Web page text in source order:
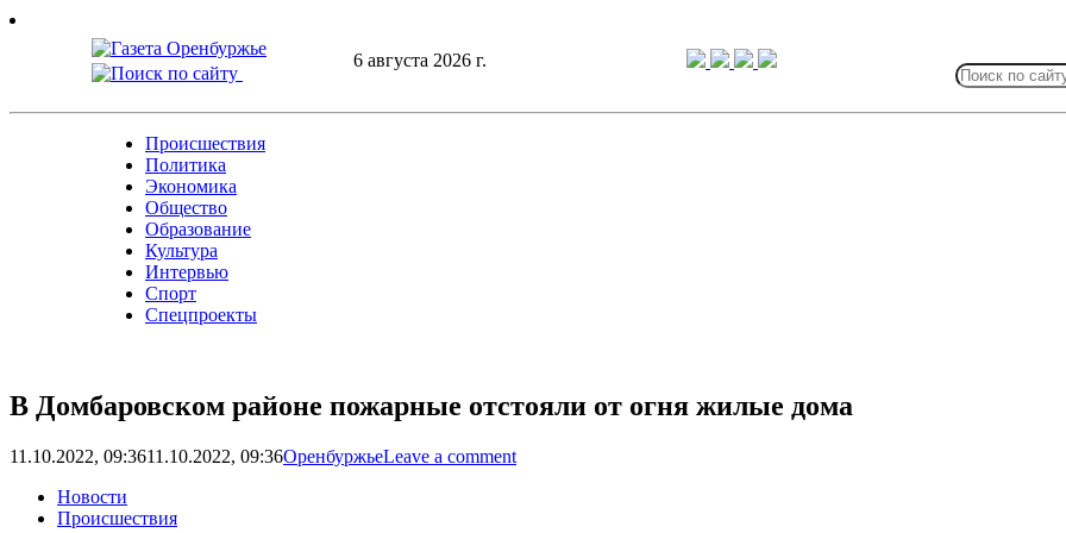
Skip
6 августа 2026 г.
for:
Происшествия
Политика
Экономика
Общество
Образование
Культура
Интервью
Спорт
Спецпроекты
В Домбаровском районе пожарные отстояли от огня жилые дома
11.10.2022, 09:3611.10.2022, 09:36ОренбуржьеLeave a comment
Новости
Происшествия